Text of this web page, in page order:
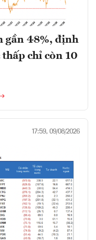
gần 48%, định
chỉ còn 10
17:59, 09/08/2026